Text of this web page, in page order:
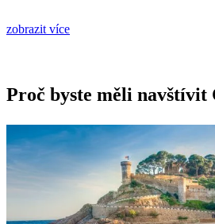
zobrazit více
Proč byste měli navštívit